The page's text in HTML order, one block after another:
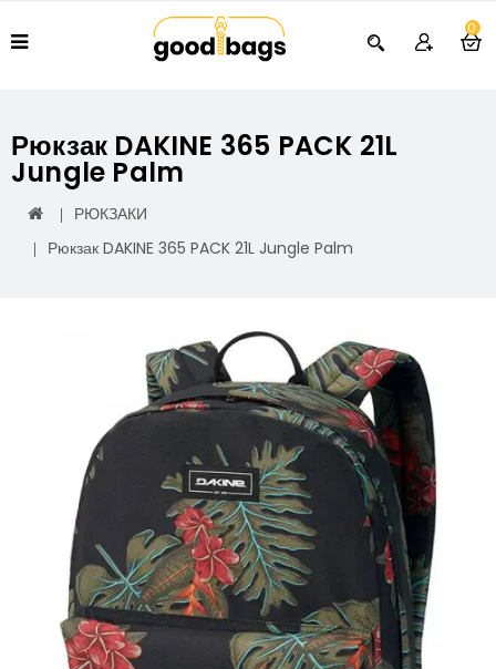
0
Рюкзак DAKINE 365 PACK 21L
Jungle Palm
РЮКЗАКИ
Рюкзак DAKINE 365 PACK 21L Jungle Palm